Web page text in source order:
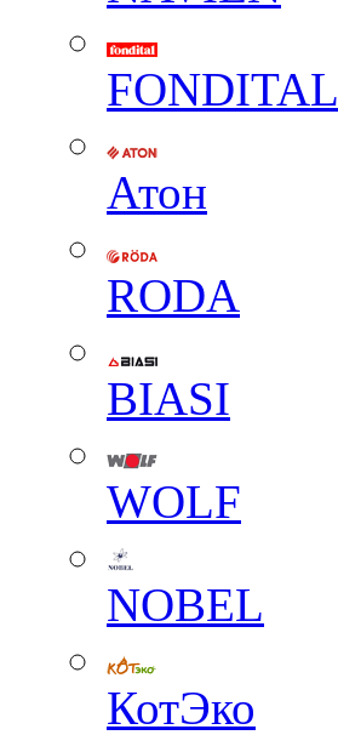
FONDITAL
Атон
RODA
BIASI
WOLF
NOBEL
КотЭко